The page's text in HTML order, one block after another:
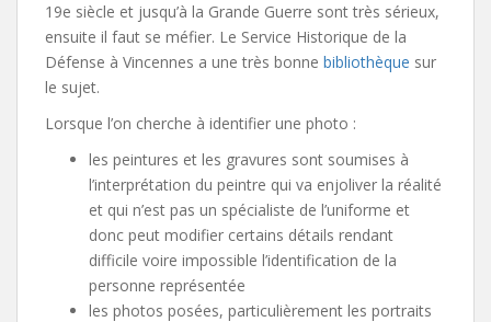
19e siècle et jusqu’à la Grande Guerre sont très sérieux,
ensuite il faut se méfier. Le Service Historique de la
Défense à Vincennes a une très bonne bibliothèque sur
le sujet.
Lorsque l’on cherche à identifier une photo :
les peintures et les gravures sont soumises à
l’interprétation du peintre qui va enjoliver la réalité
et qui n’est pas un spécialiste de l’uniforme et
donc peut modifier certains détails rendant
difficile voire impossible l’identification de la
personne représentée
les photos posées, particulièrement les portraits